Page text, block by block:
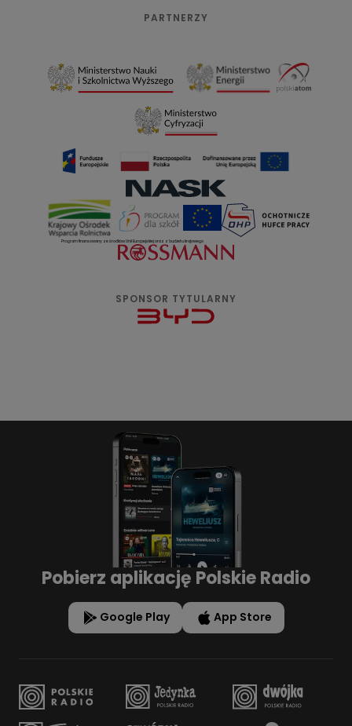
PARTNERZY
Program finansowany ze środków Unii Europejskiej oraz z budżetu krajowego
SPONSOR TYTULARNY
Pobierz aplikację Polskie Radio
Google Play App Store